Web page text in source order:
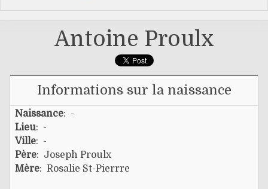
Antoine Proulx
Informations sur la naissance
Naissance: -
Lieu: -
Ville: -
Père: Joseph Proulx
Mère: Rosalie St-Pierrre